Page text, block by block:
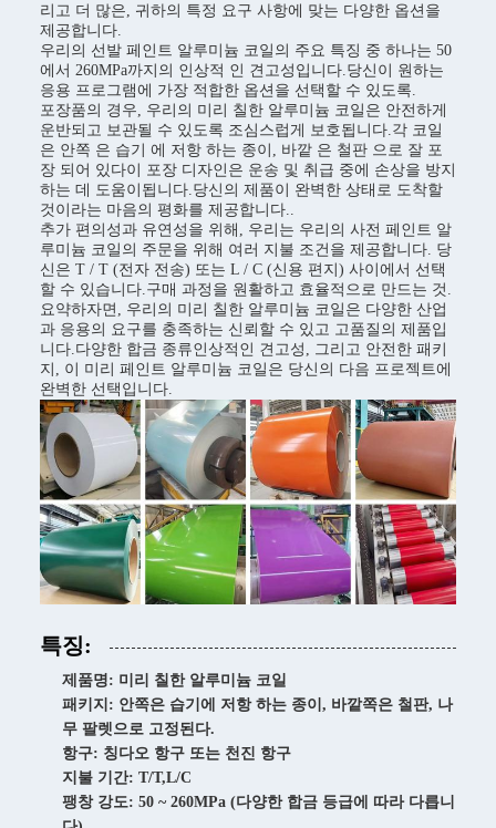
리고 더 많은, 귀하의 특정 요구 사항에 맞는 다양한 옵션을
제공합니다.
우리의 선발 페인트 알루미늄 코일의 주요 특징 중 하나는 50
에서 260MPa까지의 인상적 인 견고성입니다.당신이 원하는
응용 프로그램에 가장 적합한 옵션을 선택할 수 있도록.
포장품의 경우, 우리의 미리 칠한 알루미늄 코일은 안전하게
운반되고 보관될 수 있도록 조심스럽게 보호됩니다.각 코일
은 안쪽 은 습기 에 저항 하는 종이, 바깥 은 철판 으로 잘 포
장 되어 있다이 포장 디자인은 운송 및 취급 중에 손상을 방지
하는 데 도움이됩니다.당신의 제품이 완벽한 상태로 도착할
것이라는 마음의 평화를 제공합니다..
추가 편의성과 유연성을 위해, 우리는 우리의 사전 페인트 알
루미늄 코일의 주문을 위해 여러 지불 조건을 제공합니다. 당
신은 T / T (전자 전송) 또는 L / C (신용 편지) 사이에서 선택
할 수 있습니다.구매 과정을 원활하고 효율적으로 만드는 것.
요약하자면, 우리의 미리 칠한 알루미늄 코일은 다양한 산업
과 응용의 요구를 충족하는 신뢰할 수 있고 고품질의 제품입
니다.다양한 합금 종류인상적인 견고성, 그리고 안전한 패키
지, 이 미리 페인트 알루미늄 코일은 당신의 다음 프로젝트에
완벽한 선택입니다.
특징:
제품명: 미리 칠한 알루미늄 코일
패키지: 안쪽은 습기에 저항 하는 종이, 바깥쪽은 철판, 나
무 팔렛으로 고정된다.
항구: 칭다오 항구 또는 천진 항구
지불 기간: T/T,L/C
팽창 강도: 50 ~ 260MPa (다양한 합금 등급에 따라 다릅니